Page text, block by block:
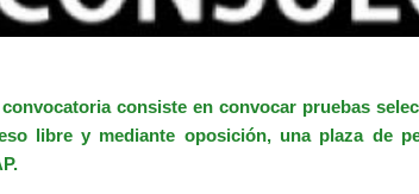
consiste en convocar pruebas
libre y mediante oposición, una plaza de